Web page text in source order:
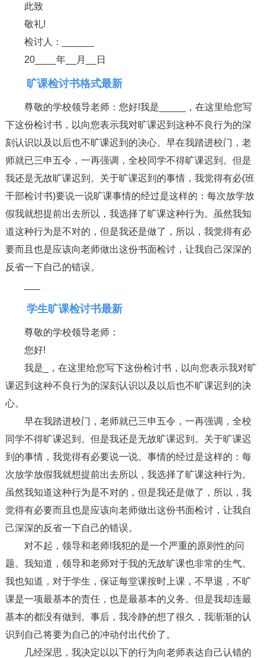
此致
敬礼!
检讨人：______
20____年__月__日
旷课检讨书格式最新
尊敬的学校领导老师：您好!我是_____，在这里给您写
下这份检讨书，以向您表示我对旷课迟到这种不良行为的深
刻认识以及以后也不旷课迟到的决心。早在我踏进校门，老
师就已三申五令，一再强调，全校同学不得旷课迟到。但是
我还是无故旷课迟到。关于旷课迟到的事情，我觉得有必(班
干部检讨书)要说一说旷课事情的经过是这样的：每次放学放
假我就想提前出去所以，我选择了旷课这种行为。虽然我知
道这种行为是不对的，但是我还是做了，所以，我觉得有必
要而且也是应该向老师做出这份书面检讨，让我自己深深的
反省一下自己的错误。
学生旷课检讨书最新
尊敬的学校领导老师：
您好!
我是_，在这里给您写下这份检讨书，以向您表示我对旷
课迟到这种不良行为的深刻认识以及以后也不旷课迟到的决
心。
早在我踏进校门，老师就已三申五令，一再强调，全校
同学不得旷课迟到。但是我还是无故旷课迟到。关于旷课迟
到的事情，我觉得有必要说一说。事情的经过是这样的：每
次放学放假我就想提前出去所以，我选择了旷课这种行为。
虽然我知道这种行为是不对的，但是我还是做了，所以，我
觉得有必要而且也是应该向老师做出这份书面检讨，让我自
己深深的反省一下自己的错误。
对不起，领导和老师!我犯的是一个严重的原则性的问
题。我知道，领导和老师对于我的无故旷课也非常的生气。
我也知道，对于学生，保证每堂课按时上课，不早退，不旷
课是一项最基本的责任，也是最基本的义务。但是我却连最
基本的都没有做到。事后，我冷静的想了很久，我渐渐的认
识到自己将要为自己的冲动付出代价了。
几经深思，我决定以以下的行为向老师表达自己认错的